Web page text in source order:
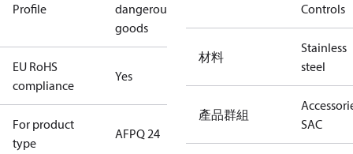
Profile
dangerous
goods
EU RoHS
compliance
Yes
For product
type
AFPQ 24
Controls
材料
Stainless
steel
產品群組
SAC